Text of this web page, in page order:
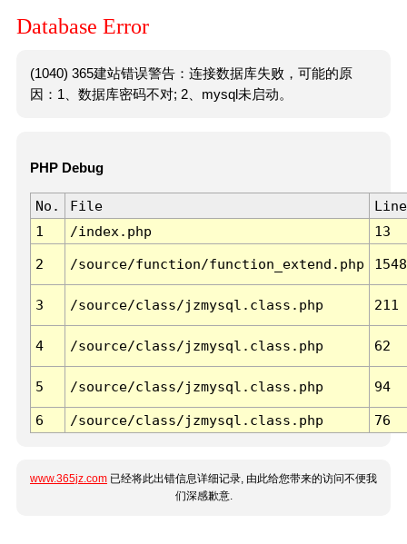
Database Error
(1040) 365建站错误警告：连接数据库失败，可能的原
因：1、数据库密码不对; 2、mysql未启动。
PHP Debug
No. File
Line
1
/index.php 13
2 /source/function/function_extend.php 1548
3 /source/class/jzmysql.class.php 211
4 /source/class/jzmysql.class.php 62
5 /source/class/jzmysql.class.php 94
6 /source/class/jzmysql.class.php 76
www.365jz.com 已经将此出错信息详细记录, 由此给您带来的访问不便我
们深感歉意.